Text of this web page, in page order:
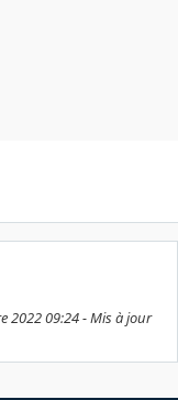
2022 09:24 - Mis à jour